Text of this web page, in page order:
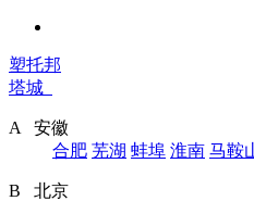
塑托邦
塔城
A 安徽
合肥 芜湖 蚌埠 淮南 马鞍
B 北京